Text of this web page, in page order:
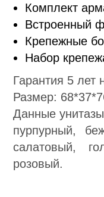
Комплект
Встроенный
Крепежные
Набор
Гарантия 5 лет
Размер:
Данные
пурпурный,
салатовый,
розовый.